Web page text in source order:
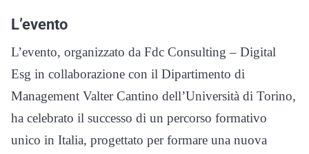
L’evento
L’evento, organizzato da Fdc Consulting – Digital
Esg in collaborazione con il Dipartimento di
Management Valter Cantino dell’Università di Torino,
ha celebrato il successo di un percorso formativo
unico in Italia, progettato per formare una nuova